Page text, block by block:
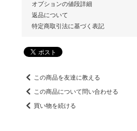
オプションの値段詳細
返品について
特定商取引法に基づく表記
この商品を友達に教える
この商品について問い合わせる
買い物を続ける